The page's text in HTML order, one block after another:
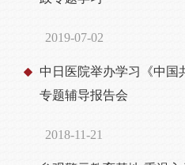
2019-07-02
中日医院举办学习《中国
专题辅导报告会
2018-11-21